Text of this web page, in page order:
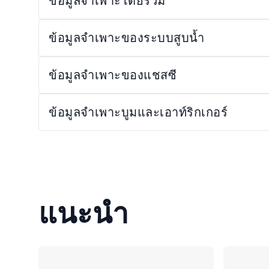
ข้อมูลจำเพาะของระบบสูบน้ำ
ข้อมูลจำเพาะของแชสซี
ข้อมูลจำเพาะบูมและเอาท์ริกเกอร์
แนะนำ